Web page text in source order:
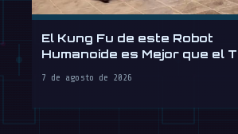
El Kung Fu de este Robot
Humanoide es Mejor que el
7 de agosto de 2026